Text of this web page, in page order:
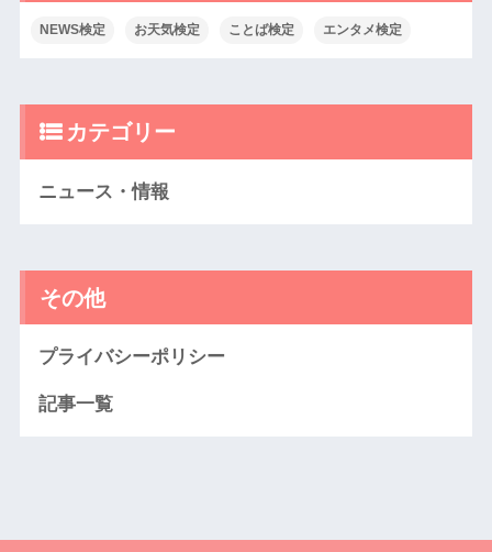
NEWS検定 お天気検定 ことば検定 エンタメ検定
カテゴリー
ニュース・情報
その他
プライバシーポリシー
記事一覧